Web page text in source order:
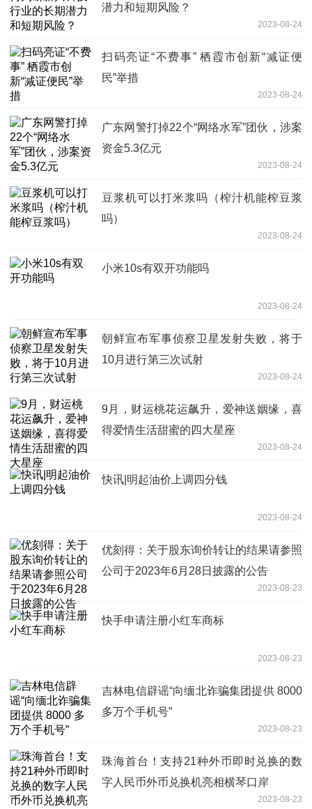
潜力和短期风险？
2023-08-24
扫码亮证“不费事” 栖霞市创新“减证便
民”举措
2023-08-24
广东网警打掉22个“网络水军”团伙，涉案
资金5.3亿元
2023-08-24
豆浆机可以打米浆吗（榨汁机能榨豆浆
吗）
2023-08-24
小米10s有双开功能吗
2023-08-24
朝鲜宣布军事侦察卫星发射失败，将于
10月进行第三次试射
2023-08-24
9月，财运桃花运飙升，爱神送姻缘，喜
得爱情生活甜蜜的四大星座
2023-08-24
快讯|明起油价上调四分钱
2023-08-24
优刻得：关于股东询价转让的结果请参照
公司于2023年6月28日披露的公告
2023-08-23
快手申请注册小红车商标
2023-08-23
吉林电信辟谣“向缅北诈骗集团提供 8000
多万个手机号”
2023-08-23
珠海首台！支持21种外币即时兑换的数
字人民币外币兑换机亮相横琴口岸
2023-08-23